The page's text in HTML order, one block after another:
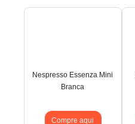
Nespresso Essenza Mini
Branca
Compre aqui